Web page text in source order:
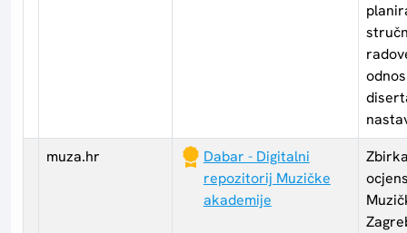
muza.hr
Dabar - Digitalni
repozitorij Muzičke
akademije